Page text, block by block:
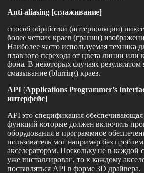
Anti-aliasing [сглаживание]
способ обработки (интерполяции)
более четких краев (границ)
Наиболее часто используемая техника
плавного перехода от цвета линии или
фона. В некоторых случаях результатом
смазывание (blurring) краев.
API (Applications Programmer’s
интерфейс]
API это спецификация
функций которые должен включить
оборудования в программное
пользователь мог например без проблем
акселератором. Поскольку не в каждой
уже инсталлирован, то к каждому
поставляться API в форме 3D драйвера.